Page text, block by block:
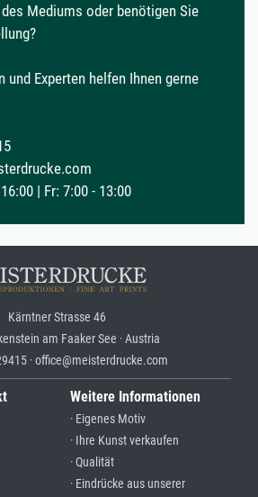
Mediums oder benötigen Sie
und Experten helfen Ihnen gerne
| Fr: 7:00 - 13:00
Kärntner Strasse 46
am Faaker See · Austria
· office@meisterdrucke.com
Weitere Informationen
· Eigenes Motiv
· Ihre Kunst verkaufen
· Qualität
· Eindrücke aus unserer